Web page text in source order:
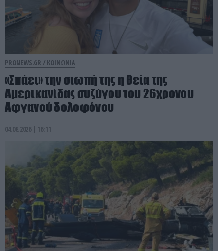
PRONEWS.GR / ΚΟΙΝΩΝΙΑ
«Σπάει» την σιωπή της η θεία της
Αμερικανίδας συζύγου του 26χρονου
Αφγανού δολοφόνου
04.08.2026 | 16:11